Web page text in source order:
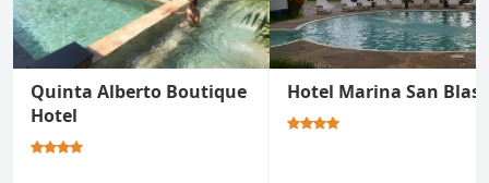
Quinta Alberto Boutique
Hotel
Hotel Marina San Blas